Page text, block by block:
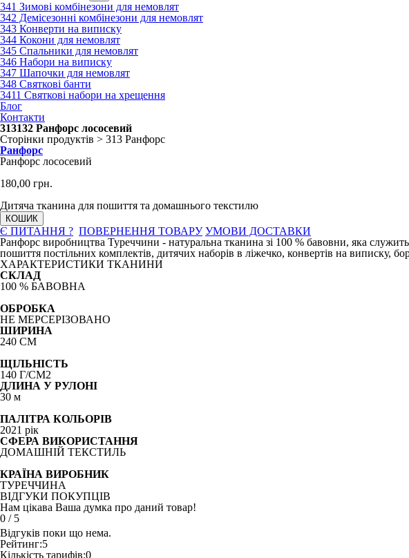
341 Зимові комбінезони для немовлят
342 Демісезонні комбінезони для немовлят
343 Конверти на виписку
344 Кокони для немовлят
345 Спальники для немовлят
346 Набори на виписку
347 Шапочки для немовлят
348 Святкові банти
3411 Святкові набори на хрещення
Блог
Контакти
313132 Ранфорс лососевий
Сторінки продуктів > 313 Ранфорс
Ранфорс
Ранфорс лососевий
180,00 грн.
Дитяча тканина для пошиття та домашнього текстилю
КОШИК
Є ПИТАННЯ ? ПОВЕРНЕННЯ ТОВАРУ УМОВИ ДОСТАВКИ
Ранфорс виробництва Туреччини - натуральна тканина зі 100 % бавовни, яка
пошиття постільних комплектів, дитячих наборів в ліжечко, конвертів на виписку,
ХАРАКТЕРИСТИКИ ТКАНИНИ
СКЛАД
100 % БАВОВНА
ОБРОБКА
НЕ МЕРСЕРІЗОВАНО
ШИРИНА
240 СМ
ЩІЛЬНІСТЬ
140 Г/СМ2
ДЛИНА У РУЛОНІ
30 м
ПАЛІТРА КОЛЬОРІВ
2021 рік
СФЕРА ВИКОРИСТАННЯ
ДОМАШНІЙ ТЕКСТИЛЬ
КРАЇНА ВИРОБНИК
ТУРЕЧЧИНА
ВІДГУКИ ПОКУПЦІВ
Нам цікава Ваша думка про даний товар!
0 / 5
Відгуків поки що нема.
Рейтинг:5
Кількість тарифів:0